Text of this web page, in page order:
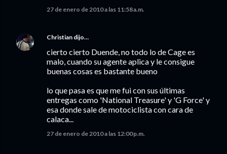
27 de enero de 2010 a las 11:58 a.m.
Christian dijo…
cierto cierto Duende, no todo lo de Cage es
malo, cuando su agente aplica y le consigue
buenas cosas es bastante bueno
lo que pasa es que me fui con sus últimas
entregas como 'National Treasure' y 'G Force' y
esa donde sale de motociclista con cara de
calaca...
27 de enero de 2010 a las 12:00 p.m.